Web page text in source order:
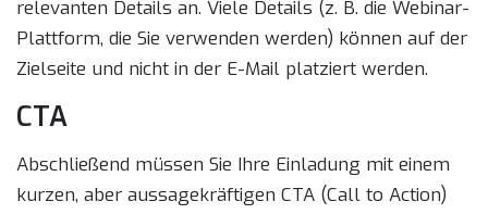
relevanten Details an. Viele Details (z. B. die Webinar-
Plattform, die Sie verwenden werden) können auf der
Zielseite und nicht in der E-Mail platziert werden.
CTA
Abschließend müssen Sie Ihre Einladung mit einem
kurzen, aber aussagekräftigen CTA (Call to Action)